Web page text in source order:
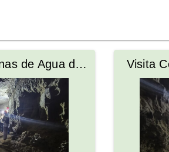
de Agua de
Visita